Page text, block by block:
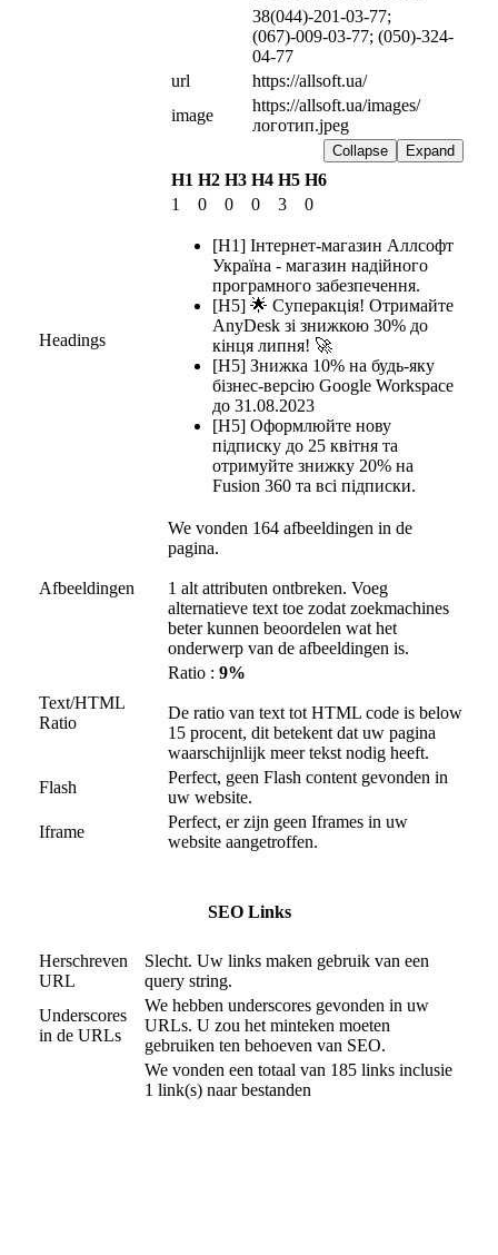
38(044)-201-03-77;
(067)-009-03-77; (050)-324-
04-77
url
https://allsoft.ua/
image
https://allsoft.ua/images/
логотип.jpeg
Expand
Collapse
Headings
H1 H2 H3 H4 H5 H6
1
0 0 0 3 0
[H1] Інтернет-магазин Аллсофт
Україна - магазин надійного
програмного забезпечення.
[H5] 🌟 Суперакція! Отримайте
AnyDesk зі знижкою 30% до
кінця липня! 🚀
[H5] Знижка 10% на будь-яку
бізнес-версію Google Workspace
до 31.08.2023
[H5] Оформлюйте нову
підписку до 25 квітня та
отримуйте знижку 20% на
Fusion 360 та всі підписки.
Afbeeldingen
We vonden 164 afbeeldingen in de
pagina.
1 alt attributen ontbreken. Voeg
alternatieve text toe zodat zoekmachines
beter kunnen beoordelen wat het
onderwerp van de afbeeldingen is.
Text/HTML
Ratio
Ratio : 9%
De ratio van text tot HTML code is below
15 procent, dit betekent dat uw pagina
waarschijnlijk meer tekst nodig heeft.
Flash
Perfect, geen Flash content gevonden in
uw website.
Iframe
Perfect, er zijn geen Iframes in uw
website aangetroffen.
SEO Links
Herschreven
URL
Slecht. Uw links maken gebruik van een
query string.
Underscores
in de URLs
We hebben underscores gevonden in uw
URLs. U zou het minteken moeten
gebruiken ten behoeven van SEO.
We vonden een totaal van 185 links inclusie
1 link(s) naar bestanden